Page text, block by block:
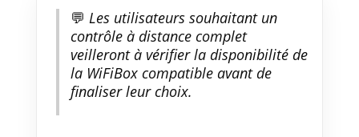
partir de l'welock app, où que
vous soyez et à tout
moment.Record Query, vous
saurez toujours qui ouvre votre
porte et quand.La fonction WiFi
nécessite le pont WiFi.Veuillez
💬 Les utilisateurs souhaitant un
contrôle à distance complet
veilleront à vérifier la disponibilité de
la WiFiBox compatible avant de
finaliser leur choix.